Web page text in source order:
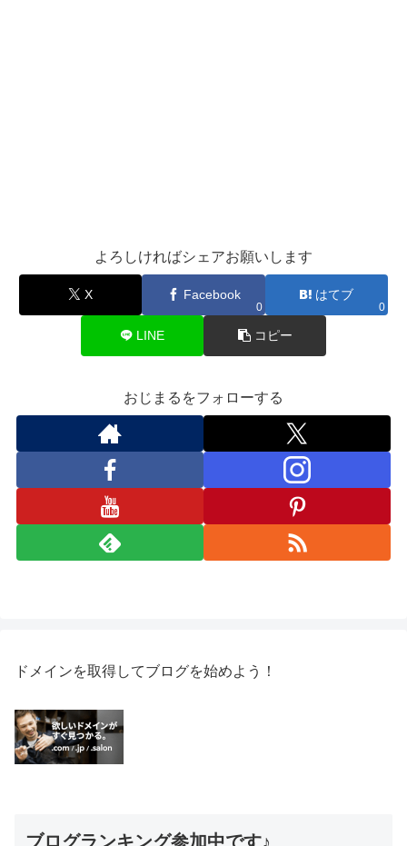
よろしければシェアお願いします
X Facebook
0
はてブ
0
LINE コピー
おじまるをフォローする
ドメインを取得してブログを始めよう！
ブログランキング参加中です♪